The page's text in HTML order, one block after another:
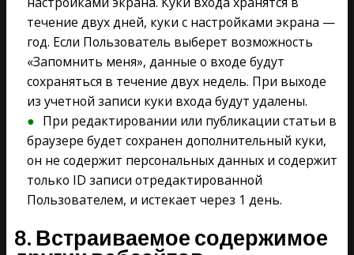
течение двух дней, куки с настройками экрана —
год. Если Пользователь выберет возможность
«Запомнить меня», данные о входе будут
сохраняться в течение двух недель. При выходе
из учетной записи куки входа будут удалены.
При редактировании или публикации статьи в
браузере будет сохранен дополнительный куки,
он не содержит персональных данных и содержит
только ID записи отредактированной
Пользователем, и истекает через 1 день.
8. Встраиваемое содержимое